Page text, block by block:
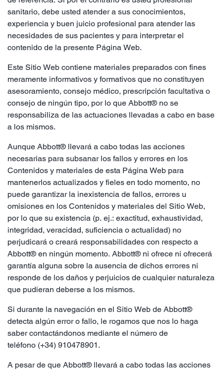
sanitario, debe usted atender a sus conocimientos,
experiencia y buen juicio profesional para atender las
necesidades de sus pacientes y para interpretar el
contenido de la presente Página Web.
Este Sitio Web contiene materiales preparados con fines
meramente informativos y formativos que no constituyen
asesoramiento, consejo médico, prescripción facultativa o
consejo de ningún tipo, por lo que Abbott® no se
responsabiliza de las actuaciones llevadas a cabo en base
a los mismos.
Aunque Abbott® llevará a cabo todas las acciones
necesarias para subsanar los fallos y errores en los
Contenidos y materiales de esta Página Web para
mantenerlos actualizados y fieles en todo momento, no
puede garantizar la inexistencia de fallos, errores u
omisiones en los Contenidos y materiales del Sitio Web,
por lo que su existencia (p. ej.: exactitud, exhaustividad,
integridad, veracidad, suficiencia o actualidad) no
perjudicará o creará responsabilidades con respecto a
Abbott® en ningún momento. Abbott® ni ofrece ni ofrecerá
garantía alguna sobre la ausencia de dichos errores ni
responde de los daños y perjuicios de cualquier naturaleza
que pudieran deberse a los mismos.
Si durante la navegación en el Sitio Web de Abbott®
detecta algún error o fallo, le rogamos que nos lo haga
saber contactándonos mediante el número de
teléfono (+34) 910478901.
A pesar de que Abbott® llevará a cabo todas las acciones